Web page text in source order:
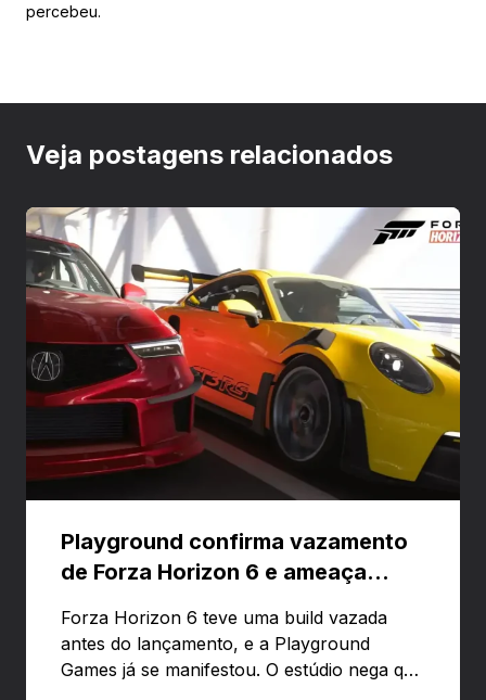
percebeu.
Veja postagens relacionados
Playground confirma vazamento
de Forza Horizon 6 e ameaça
Forza Horizon 6 teve uma build vazada
antes do lançamento, e a Playground
Games já se manifestou. O estúdio nega que